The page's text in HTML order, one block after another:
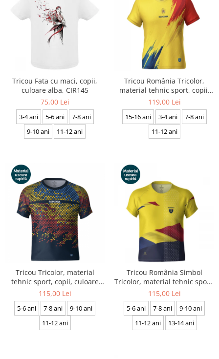
Tricou Fata cu maci, copii,
culoare alba, CIR145
75,00 Lei
3-4 ani 5-6 ani
7-8 ani
9-10 ani
11-12 ani
Tricou România Tricolor,
material tehnic sport, copii,
culoare galbenă, CS46
119,00 Lei
15-16 ani 3-4 ani
7-8 ani
11-12 ani
Tricou Tricolor, material
tehnic sport, copii, culoare
bleumarin, CS42
115,00 Lei
5-6 ani 7-8 ani
9-10 ani
11-12 ani
Tricou România Simbol
Tricolor, material tehnic sport,
copii, culoare galbenă, CS41
115,00 Lei
5-6 ani 7-8 ani
9-10 ani
11-12 ani
13-14 ani